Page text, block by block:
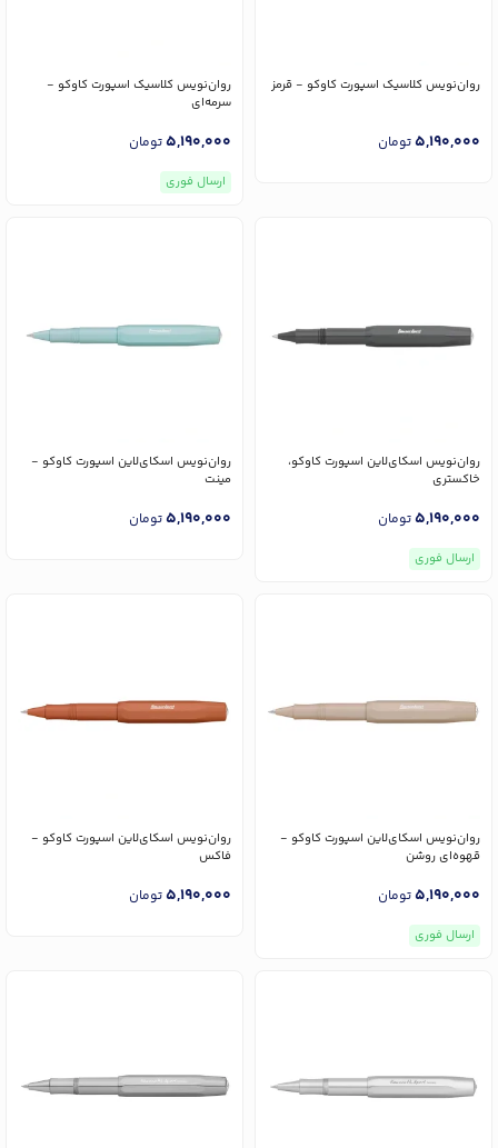
روان‌نویس کلاسیک اسپورت کاوکو - قرمز
5,190,000تومان
روان‌نویس کلاسیک اسپورت کاوکو -
سرمه‌ای
5,190,000تومان
ارسال فوری
روان‌نویس اسکای‌لاین اسپورت کاوکو،
خاکستری
5,190,000تومان
ارسال فوری
روان‌نویس اسکای‌لاین اسپورت کاوکو -
مینت
5,190,000تومان
روان‌نویس اسکای‌لاین اسپورت کاوکو -
قهوه‌ای روشن
5,190,000تومان
ارسال فوری
روان‌نویس اسکای‌لاین اسپورت کاوکو -
فاکس
5,190,000تومان